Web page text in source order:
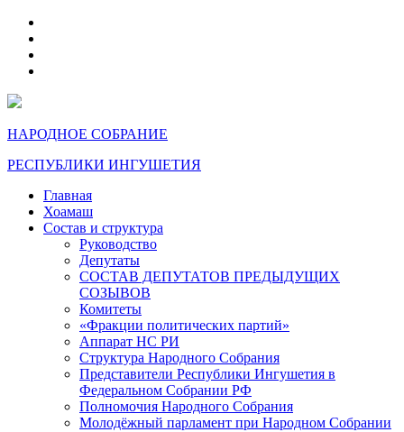
НАРОДНОЕ СОБРАНИЕ
РЕСПУБЛИКИ ИНГУШЕТИЯ
Главная
Хоамаш
Состав и структура
Руководство
Депутаты
СОСТАВ ДЕПУТАТОВ ПРЕДЫДУЩИХ
СОЗЫВОВ
Комитеты
«Фракции политических партий»
Аппарат НС РИ
Структура Народного Собрания
Представители Республики Ингушетия в
Федеральном Собрании РФ
Полномочия Народного Собрания
Молодёжный парламент при Народном Собрании